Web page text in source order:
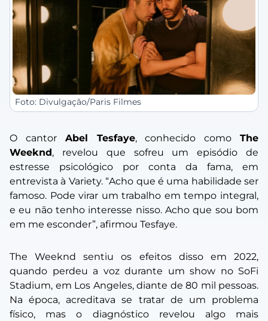
Foto: Divulgação/Paris Filmes
O cantor Abel Tesfaye, conhecido comoThe
Weeknd, revelou que sofreu um episódio de
estresse psicológico por conta da fama, em
entrevista à Variety. “Acho que é uma habilidade ser
famoso. Pode virar um trabalho em tempo integral,
e eu não tenho interesse nisso. Acho que sou bom
em me esconder”, afirmou Tesfaye.
The Weeknd sentiu os efeitos disso em 2022,
quando perdeu a voz durante um show no SoFi
Stadium, em Los Angeles, diante de 80 mil pessoas.
Na época, acreditava se tratar de um problema
físico, mas o diagnóstico revelou algo mais